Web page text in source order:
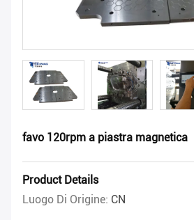
favo 120rpm a piastra magnetica
Product Details
Luogo Di Origine: CN